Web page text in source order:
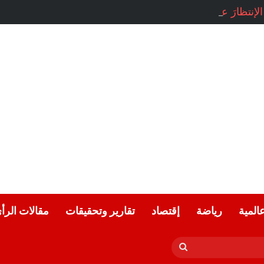
عند البابِ …صفاء محمد / سوريا
رياضة إقتصاد تقارير وتحقيقات مقالات
بحث